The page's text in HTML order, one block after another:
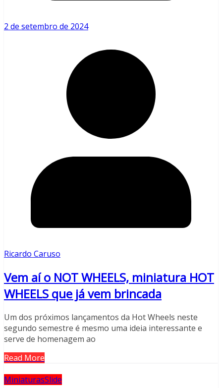
2 de setembro de 2024
Ricardo Caruso
Vem aí o NOT WHEELS, miniatura HOT
WHEELS que já vem brincada
Um dos próximos lançamentos da Hot Wheels neste
segundo semestre é mesmo uma ideia interessante e
serve de homenagem ao
Read More
MiniaturasSlide